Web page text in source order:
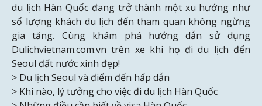
du lịch Hàn Quốc đang trở thành một xu hướng như
số lượng khách du lịch đến tham quan không ngừng
gia tăng. Cùng khám phá hướng dẫn sử dụng
Dulichvietnam.com.vn trên xe khi họ đi du lịch đến
Seoul đất nước xinh đẹp!
> Du lịch Seoul và điểm đến hấp dẫn
> Khi nào, lý tưởng cho việc đi du lịch Hàn Quốc